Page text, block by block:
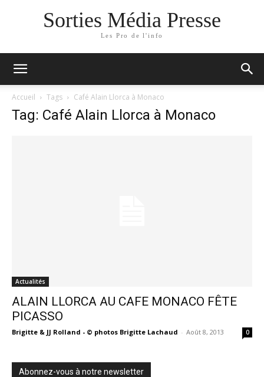
Sorties Média Presse
Les Pro de l'info
Accueil Tags Café Alain Llorca à Monaco
Tag: Café Alain Llorca à Monaco
Actualités
ALAIN LLORCA AU CAFE MONACO FÊTE
PICASSO
Brigitte & JJ Rolland - © photos Brigitte Lachaud - Août 8, 2013 0
Abonnez-vous à notre newsletter